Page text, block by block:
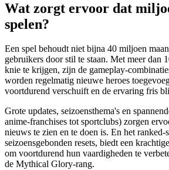
Wat zorgt ervoor dat
spelen?
Een spel behoudt niet bijna 40 miljoen
gebruikers door stil te staan. Met meer dan
knie te krijgen, zijn de gameplay-
worden regelmatig nieuwe heroes
voortdurend verschuift en de ervaring fris
Grote updates, seizoensthema's en
anime-franchises tot sportclubs) zorgen
nieuws te zien en te doen is. En het ranked-
seizoensgebonden resets, biedt een
om voortdurend hun vaardigheden te
de Mythical Glory-rang.